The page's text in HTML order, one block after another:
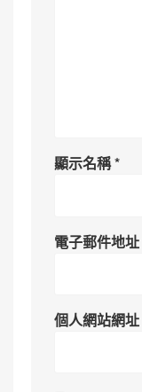
顯示名稱*
電子郵件地址
個人網站網址